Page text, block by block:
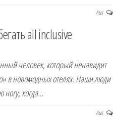
Aus
all inclusive
человек, который ненавидит
в новомодных отелях. Наши люди
ногу, когда…
Aus